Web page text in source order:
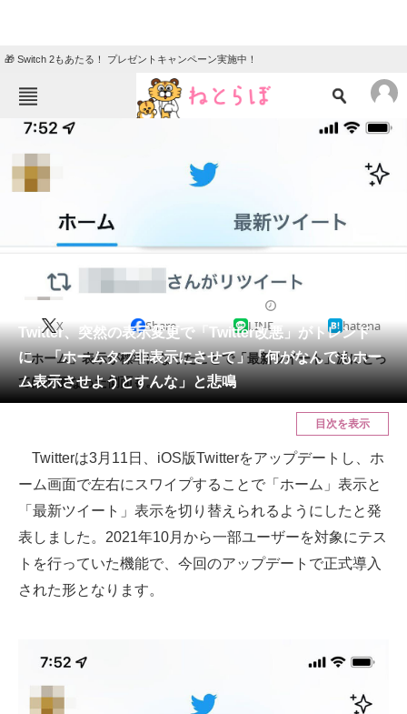
🎁 Switch 2もあたる！ プレゼントキャンペーン実施中！
ねとらぼメニュー
クイズ
リサーチ
会員記事
メディア
注目記事を集めた総合ページ
スマホと通信の最新トレンド
好きが集まる 比べて選べる
Twitter、突然の表示変更で「Twitter改悪」がトレンド
に 「ホームタブ非表示にさせて」「何がなんでもホー
ム表示させようとすんな」と悲鳴
X Share LINE hatena
「ホーム」表示が標準になったことで「最新ツイート」派にとっ
ては不便なった側面も。
目次を表示
Twitterは3月11日、iOS版Twitterをアップデートし、ホ
ーム画面で左右にスワイプすることで「ホーム」表示と
「最新ツイート」表示を切り替えられるようにしたと発
表しました。2021年10月から一部ユーザーを対象にテス
トを行っていた機能で、今回のアップデートで正式導入
された形となります。